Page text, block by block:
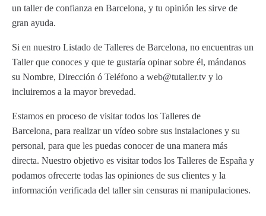
un taller de confianza en Barcelona, y tu opinión les sirve de
gran ayuda.
Si en nuestro Listado de Talleres de Barcelona, no encuentras un
Taller que conoces y que te gustaría opinar sobre él, mándanos
su Nombre, Dirección ó Teléfono a web@tutaller.tv y lo
incluiremos a la mayor brevedad.
Estamos en proceso de visitar todos los Talleres de
Barcelona, para realizar un vídeo sobre sus instalaciones y su
personal, para que les puedas conocer de una manera más
directa. Nuestro objetivo es visitar todos los Talleres de España y
podamos ofrecerte todas las opiniones de sus clientes y la
información verificada del taller sin censuras ni manipulaciones.